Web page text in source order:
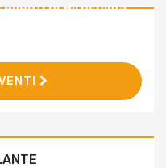
di Hiroshima